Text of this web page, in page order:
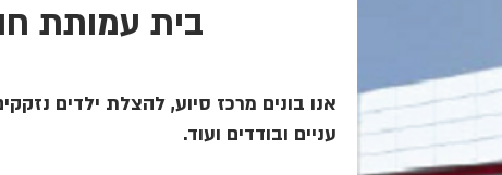
בית עמותת
אנו בונים מרכז סיוע, להצלת ילדים
עניים ובודדים ועוד.